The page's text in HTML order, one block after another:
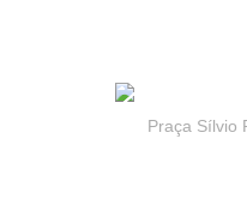
Praça Sílvio